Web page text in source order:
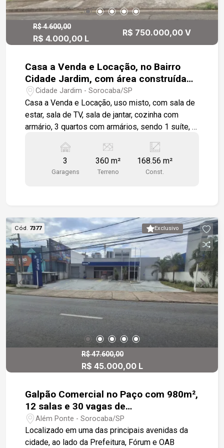
Infraestrutura - Estacionamento inferior: até 40
veículos - Vagas frontais: 08 vagas paralelas -
Potencial para segregação de fluxo (clientes x
operação) - Facilidade para adaptação de áreas
Localização em eixo de alto fluxo e relevância
comercial - Versatilidade para múltiplos
segmentos (varejo, logística, serviços,
institucional) - Possibilidade de implantação sob
medida. - Estrutura moderna - Operação
otimizada com acessos distintos - Laje estrutural
Sugeridos - Redes varejistas / showrooms -
Centros de distribuição urbana - Clínicas,
laboratórios ou centros educacionais -
R$ 4.600,00
R$ 4.000,00 L
R$ 750.000,00 V
Casa a Venda e Locação, no Bairro
Cidade Jardim, com área construída
de 168,56 m², com 3 quartos.
Cidade Jardim - Sorocaba/SP
Casa a Venda e Locação, uso misto, com sala de
estar, sala de TV, sala de jantar, cozinha com
armário, 3 quartos com armários, sendo 1 suíte, 3
garagem descoberta, portão eletrônico, próximos
a escolas e mercados.
3
Garagens
360 m²
Terreno
168.56 m²
Const.
Exclusivo
Cód. 7377
R$ 47.600,00
R$ 45.000,00 L
Galpão Comercial no Paço com 980m²,
12 salas e 30 vagas de
estacionamento
Além Ponte - Sorocaba/SP
Localizado em uma das principais avenidas da
cidade, ao lado da Prefeitura, Fórum e OAB